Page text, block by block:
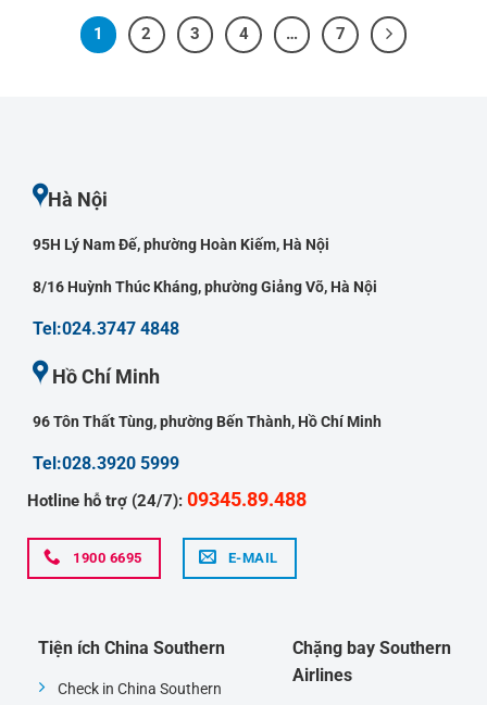
1 2 3 4 … 7
Hà Nội
95H Lý Nam Đế, phường Hoàn Kiếm, Hà Nội
8/16 Huỳnh Thúc Kháng, phường Giảng Võ, Hà Nội
Tel:024.3747 4848
Hồ Chí Minh
96 Tôn Thất Tùng, phường Bến Thành, Hồ Chí Minh
Tel:028.3920 5999
Hotline hỗ trợ (24/7): 09345.89.488
1900 6695 E-MAIL
Tiện ích China Southern
Check in China Southern
Chặng bay Southern
Airlines